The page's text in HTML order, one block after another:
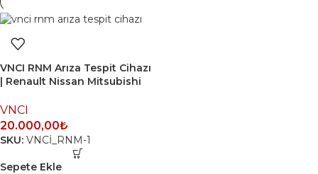
VNCI RNM Arıza Tespit Cihazı
| Renault Nissan Mitsubishi
VNCI
20.000,00₺
SKU: VNCİ_RNM-1
Sepete Ekle